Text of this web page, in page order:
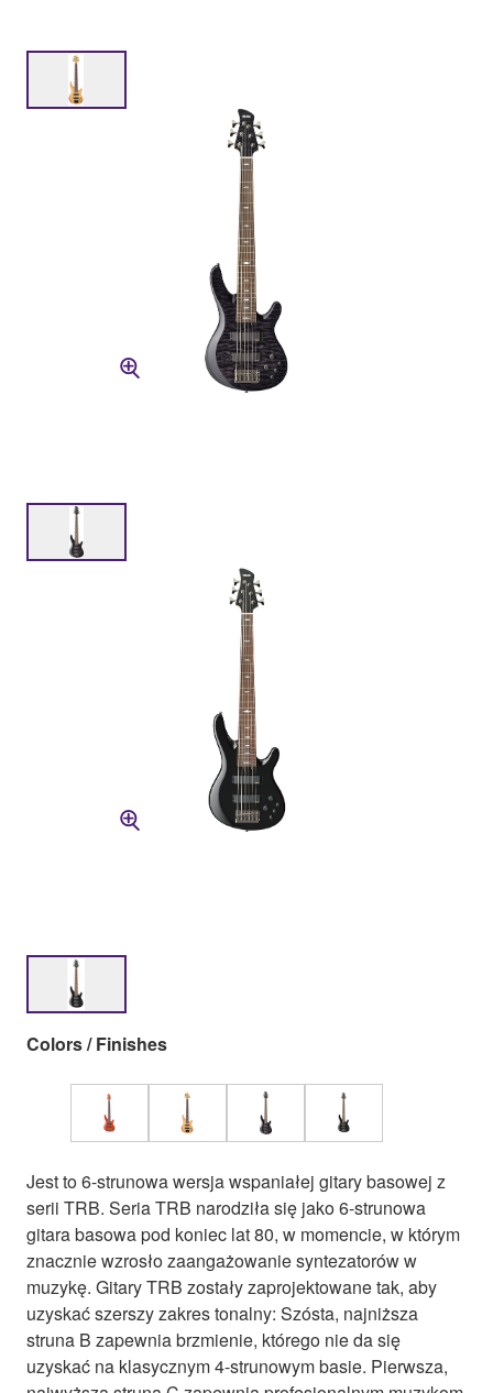
Colors / Finishes
Jest to 6-strunowa wersja wspaniałej gitary basowej z
serii TRB. Seria TRB narodziła się jako 6-strunowa
gitara basowa pod koniec lat 80, w momencie, w którym
znacznie wzrosło zaangażowanie syntezatorów w
muzykę. Gitary TRB zostały zaprojektowane tak, aby
uzyskać szerszy zakres tonalny: Szósta, najniższa
struna B zapewnia brzmienie, którego nie da się
uzyskać na klasycznym 4-strunowym basie. Pierwsza,